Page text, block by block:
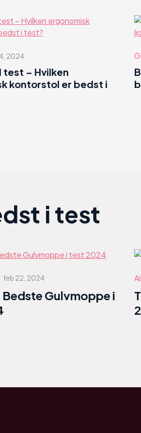
2024
– Hvilken
kontorstol er bedst i
i test
feb 22, 2024
Bedste Gulvmoppe i